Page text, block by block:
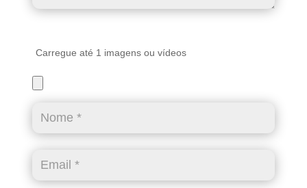
Carregue até 1 imagens ou vídeos